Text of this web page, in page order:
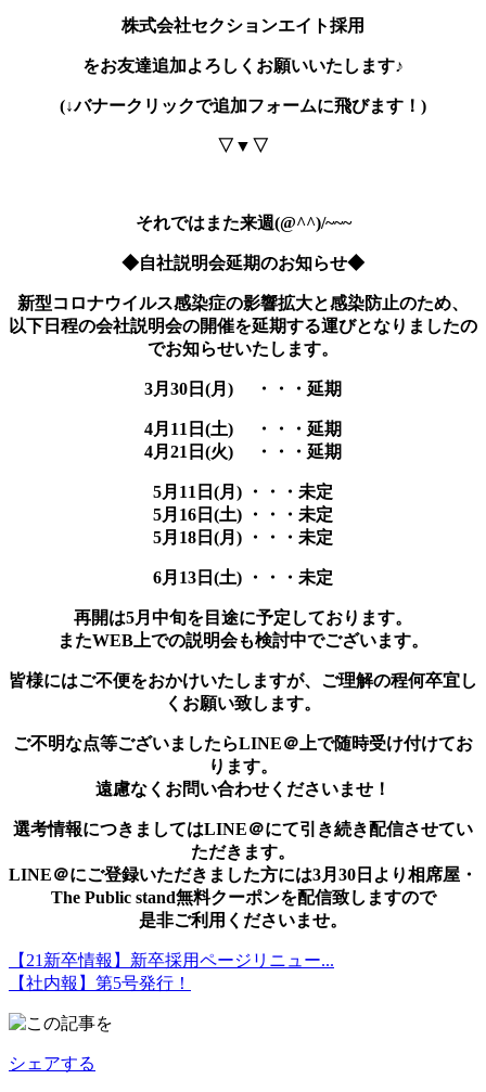
株式会社セクションエイト採用
をお友達追加よろしくお願いいたします♪
(↓バナークリックで追加フォームに飛びます！)
▽▼▽
それではまた来週(@^^)/~~~
◆自社説明会延期のお知らせ◆
新型コロナウイルス感染症の影響拡大と感染防止のため、
以下日程の会社説明会の開催を延期する運びとなりましたの
でお知らせいたします。
3月30日(月) ・・・延期
4月11日(土) ・・・延期
4月21日(火) ・・・延期
5月11日(月) ・・・未定
5月16日(土) ・・・未定
5月18日(月) ・・・未定
6月13日(土) ・・・未定
再開は5月中旬を目途に予定しております。
またWEB上での説明会も検討中でございます。
皆様にはご不便をおかけいたしますが、ご理解の程何卒宜し
くお願い致します。
ご不明な点等ございましたらLINE＠上で随時受け付けてお
ります。
遠慮なくお問い合わせくださいませ！
選考情報につきましてはLINE＠にて引き続き配信させてい
ただきます。
LINE＠にご登録いただきました方には3月30日より相席屋・
The Public stand無料クーポンを配信致しますので
是非ご利用くださいませ。
【21新卒情報】新卒採用ページリニュー...
【社内報】第5号発行！
シェアする